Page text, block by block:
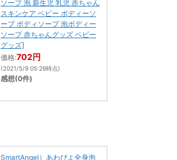
ソープ 泡 新生児 乳児 赤ちゃん
スキンケア ベビー ボディーソ
ープ ボディソープ 泡ボディー
ソープ 赤ちゃんグッズ ベビー
グッズ]
価格:702円
(2021/5/9 05:26時点)
感想(0件)
SmartAngel）あわぴよ全身泡